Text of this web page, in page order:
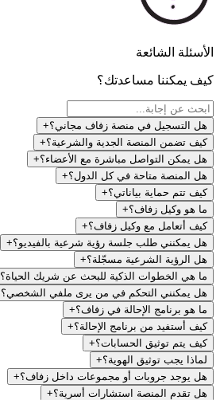
الشائعة
يمكننا مساعدتك؟
التسجيل في منصة زفاف مجاني؟+
تضمن المنصة الجدية والشرعية؟+
يمكن التواصل مباشرة مع الأعضاء؟+
المنصة متاحة في كل الدول؟+
تتم حماية بياناتي؟+
هو وكيل زفاف؟+
أتعامل مع وكيل زفاف؟+
يمكنني طلب جلسة رؤية شرعية بالفيديو؟+
الرؤية الشرعية مسجّلة؟+
هي الخطوات الذكية للبحث عن شريك الحياة؟+
يمكنني التحكم في من يرى ملفي الشخصي؟+
هو برنامج الإحالة في زفاف؟+
أستفيد من برنامج الإحالة؟+
يتم توثيق الحسابات؟+
يجب توثيق الهوية؟+
يوجد جروبات أو مجموعات داخل زفاف؟+
تقدم المنصة استشارات أسرية؟+